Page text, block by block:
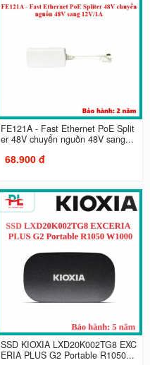
FE121A - Fast Ethernet PoE Split
er 48V chuyển nguồn 48V sang...
68.900 đ
SSD KIOXIA LXD20K002TG8 EXC
ERIA PLUS G2 Portable R1050...